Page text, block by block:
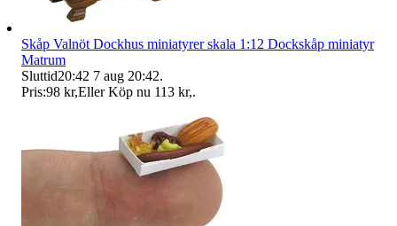
Skåp Valnöt Dockhus miniatyrer skala 1:12 Dockskåp miniatyr
Matrum
Sluttid20:42 7 aug 20:42.
Pris:98 kr,Eller Köp nu 113 kr,.